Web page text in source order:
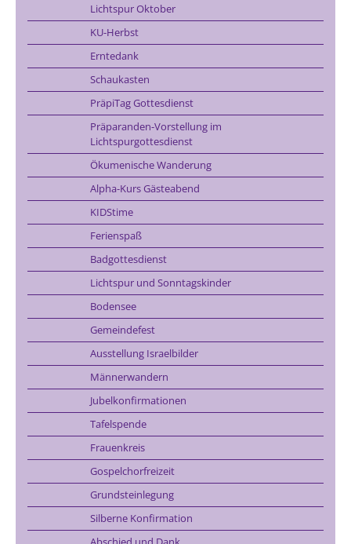
Lichtspur Oktober
KU-Herbst
Erntedank
Schaukasten
PräpiTag Gottesdienst
Präparanden-Vorstellung im
Lichtspurgottesdienst
Ökumenische Wanderung
Alpha-Kurs Gästeabend
KIDStime
Ferienspaß
Badgottesdienst
Lichtspur und Sonntagskinder
Bodensee
Gemeindefest
Ausstellung Israelbilder
Männerwandern
Jubelkonfirmationen
Tafelspende
Frauenkreis
Gospelchorfreizeit
Grundsteinlegung
Silberne Konfirmation